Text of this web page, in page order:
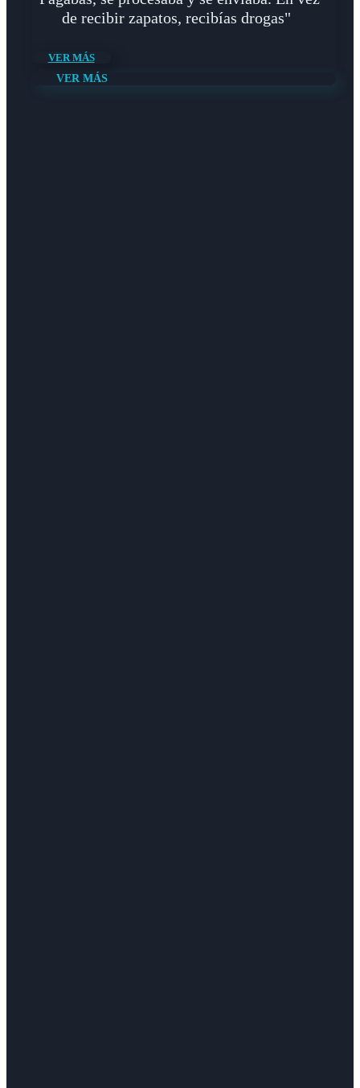
de recibir zapatos, recibías drogas"
VER MÁS
VER MÁS